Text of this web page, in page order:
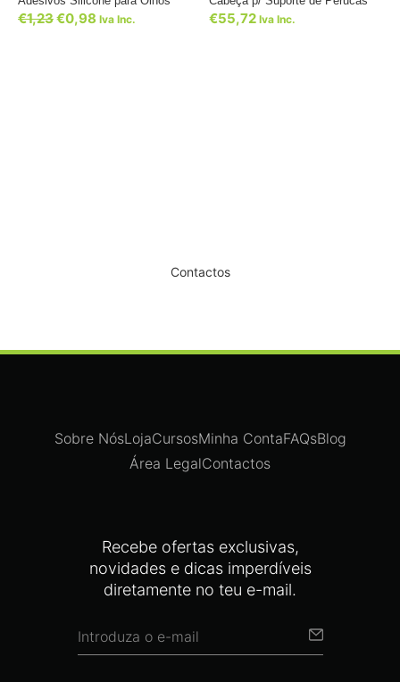
€1,23€0,98 Iva Inc. €55,72 Iva Inc.
Contactos
Recebe ofertas exclusivas,
novidades e dicas imperdíveis
diretamente no teu e-mail.
Sobre NósLojaCursosMinha ContaFAQsBlog
Área LegalContactos